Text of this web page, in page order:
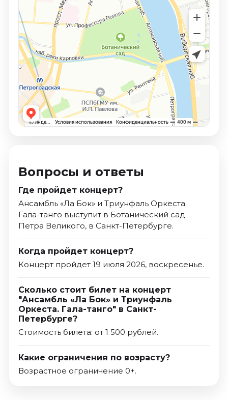
Вопросы и ответы
Где пройдет концерт?
Ансамбль «Ла Бок» и Триунфаль Оркеста.
Гала-танго выступит в Ботанический сад
Петра Великого, в Санкт-Петербурге.
Когда пройдет концерт?
Концерт пройдет 19 июля 2026, воскресенье.
Сколько стоит билет на концерт
"Ансамбль «Ла Бок» и Триунфаль
Оркеста. Гала-танго" в Санкт-
Петербурге?
Стоимость билета: от 1 500 рублей.
Какие ограничения по возрасту?
Возрастное ограничение 0+.